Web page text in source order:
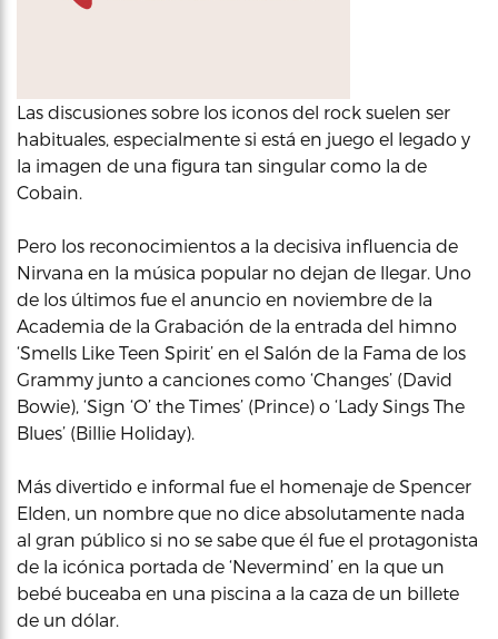
Las discusiones sobre los iconos del rock suelen ser
habituales, especialmente si está en juego el legado y
la imagen de una figura tan singular como la de
Cobain.
Pero los reconocimientos a la decisiva influencia de
Nirvana en la música popular no dejan de llegar. Uno
de los últimos fue el anuncio en noviembre de la
Academia de la Grabación de la entrada del himno
‘Smells Like Teen Spirit’ en el Salón de la Fama de los
Grammy junto a canciones como ‘Changes’ (David
Bowie), ‘Sign ‘O’ the Times’ (Prince) o ‘Lady Sings The
Blues’ (Billie Holiday).
Más divertido e informal fue el homenaje de Spencer
Elden, un nombre que no dice absolutamente nada
al gran público si no se sabe que él fue el protagonista
de la icónica portada de ‘Nevermind’ en la que un
bebé buceaba en una piscina a la caza de un billete
de un dólar.